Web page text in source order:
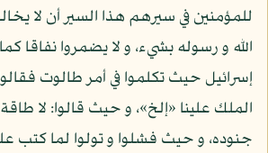
للمؤمنين في سيرهم هذا السير أن لا
الله و رسوله بشيء، و لا يضمروا نفاقا
إسرائيل حيث تكلموا في أمر طالوت
الملك علينا «إلخ»، و حيث قالوا: لا
جنوده، و حيث فشلوا و تولوا لما كتب